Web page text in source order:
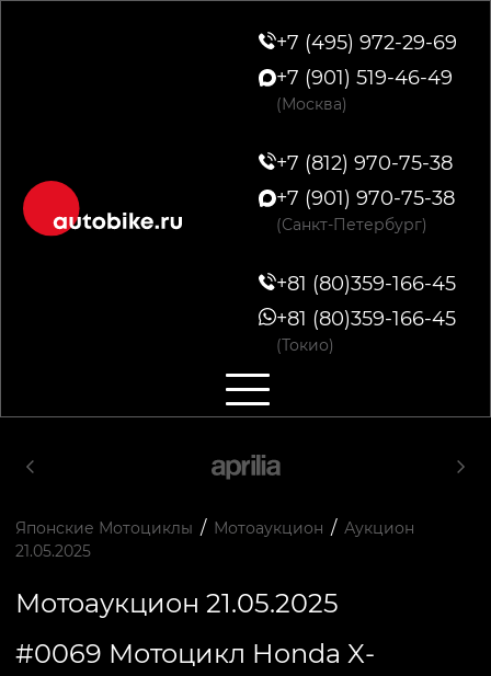
+7 (495) 972-29-69
+7 (901) 519-46-49
(Москва)
+7 (812) 970-75-38
+7 (901) 970-75-38
(Санкт-Петербург)
+81 (80)359-166-45
+81 (80)359-166-45
(Токио)
Японские Мотоциклы / Мотоаукцион / Аукцион
21.05.2025
Мотоаукцион 21.05.2025
#0069 Мотоцикл Honda X-